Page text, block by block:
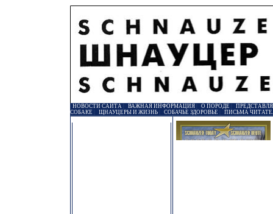
НОВОСТИ САЙТА| ВАЖНАЯ ИНФОРМАЦИЯ| О ПОРОДЕ
СОБАКЕ
ЩНАУЦЕРЫ И ЖИЗНЬ| СОБАЧЬЕ ЗДОРОВЬЕ ПИСЬМА